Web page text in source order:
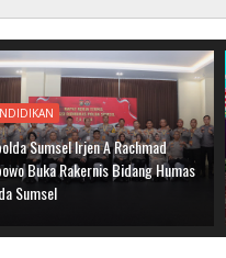
Sumsel Irjen A Rachmad
Buka Rakernis Bidang Humas
Sumsel